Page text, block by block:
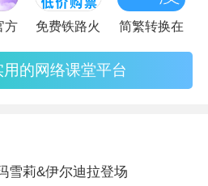
盖多种风格，满足不同用户的
方 免费铁路火 简繁转换在
的网络课堂平台
雪莉&伊尔迪拉登场